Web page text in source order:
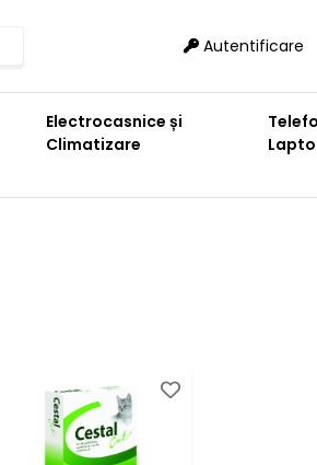
Autentificare
Electrocasnice și
Climatizare